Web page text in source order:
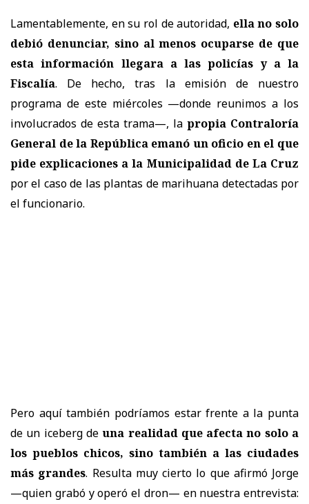
Lamentablemente, en su rol de autoridad, ella no solo
debió denunciar, sino al menos ocuparse de que
esta información llegara a las policías y a la
Fiscalía. De hecho, tras la emisión de nuestro
programa de este miércoles —donde reunimos a los
involucrados de esta trama—, la propia Contraloría
General de la República emanó un oficio en el que
pide explicaciones a la Municipalidad de La Cruz
por el caso de las plantas de marihuana detectadas por
el funcionario.
Pero aquí también podríamos estar frente a la punta
de un iceberg deuna realidad que afecta no solo a
los pueblos chicos, sino también a las ciudades
más grandes. Resulta muy cierto lo que afirmó Jorge
—quien grabó y operó el dron— en nuestra entrevista: